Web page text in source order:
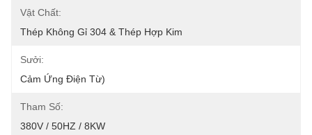
Vật Chất:
Thép Không Gỉ 304 & Thép Hợp Kim
Sưởi:
Cảm Ứng Điện Từ)
Tham Số:
380V / 50HZ / 8KW